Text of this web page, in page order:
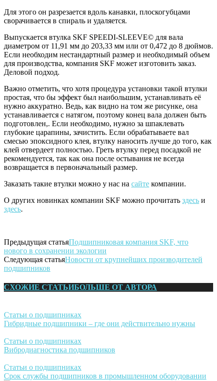
Для этого он разрезается вдоль канавки, плоскогубцами
сворачивается в спираль и удаляется.
Выпускается втулка SKF SPEEDI-SLEEVE© для вала
диаметром от 11,91 мм до 203,33 мм или от 0,472 до 8 дюймов.
Если необходим нестандартный размер и необходимый объем
для производства, компания SKF может изготовить заказ.
Деловой подход.
Важно отметить, что хотя процедура установки такой втулки
простая, что бы эффект был наибольшим, устанавливать её
нужно аккуратно. Ведь, как видно на том же рисунке, она
устанавливается с натягом, поэтому конец вала должен быть
подготовлен,. Если необходимо, нужно за шпаклевать
глубокие царапины, зачистить. Если обрабатываете вал
смесью эпоксидного клея, втулку наносить лучше до того, как
клей отвердеет полностью. Греть втулку перед посадкой не
рекомендуется, так как она после остывания не всегда
возвращается в первоначальный размер.
Заказать такие втулки можно у нас на сайте компании.
О других новинках компании SKF можно прочитать здесь и
здесь.
Предыдущая статьяПодшипниковая компания SKF, что
нового в сохранении экологии
Следующая статьяНовости от крупнейших производителей
подшипников
СХОЖИЕ СТАТЬИБОЛЬШЕ ОТ АВТОРА
Статьи о подшипниках
Гибридные подшипники – где они действительно нужны
Статьи о подшипниках
Вибродиагностика подшипников
Статьи о подшипниках
Срок службы подшипников в промышленном оборудовании